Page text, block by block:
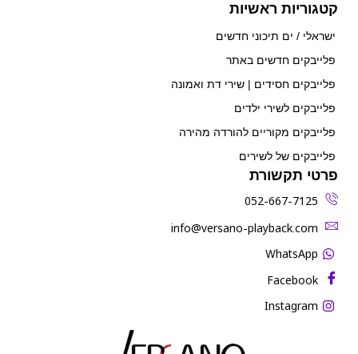
קטגוריות ראשיות
ישראלי / ים תיכוני חדשים
פלייבקים חדשים באתר
פלייבקים חסידים | שירי דת ואמונה
פלייבקים לשירי ילדים
פלייבקים מקוריים להורדה מהירה
פלייבקים של לשירים
פרטי תקשורת
052-667-7125
‫info@versano-playback.com‬
WhatsApp
Facebook
Instagram